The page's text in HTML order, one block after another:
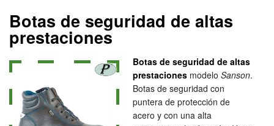
Botas de seguridad de altas
prestaciones
Botas de seguridad de altas
prestaciones modelo Sanson.
Botas de seguridad con
puntera de protección de
acero y con una alta